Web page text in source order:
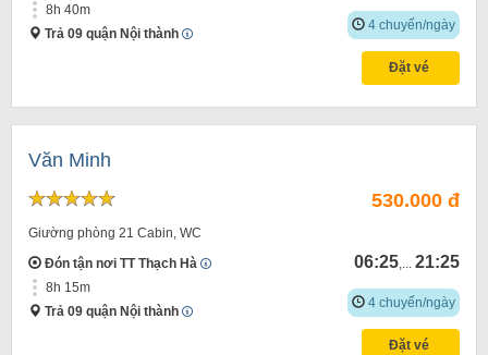
8h 40m
Trả 09 quận Nội thành
4 chuyến/ngày
Đặt vé
Văn Minh
Giường phòng 21 Cabin, WC
Đón tận nơi TT Thạch Hà
8h 15m
Trả 09 quận Nội thành
530.000 đ
06:25 21:25
4 chuyến/ngày
Đặt vé